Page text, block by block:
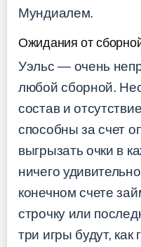
Мундиалем.
Ожидания от
Уэльс — очень
любой сборной.
состав и
способны за счет
выгрызать очки в
ничего
конечном счете
строчку или
три игры будут, как